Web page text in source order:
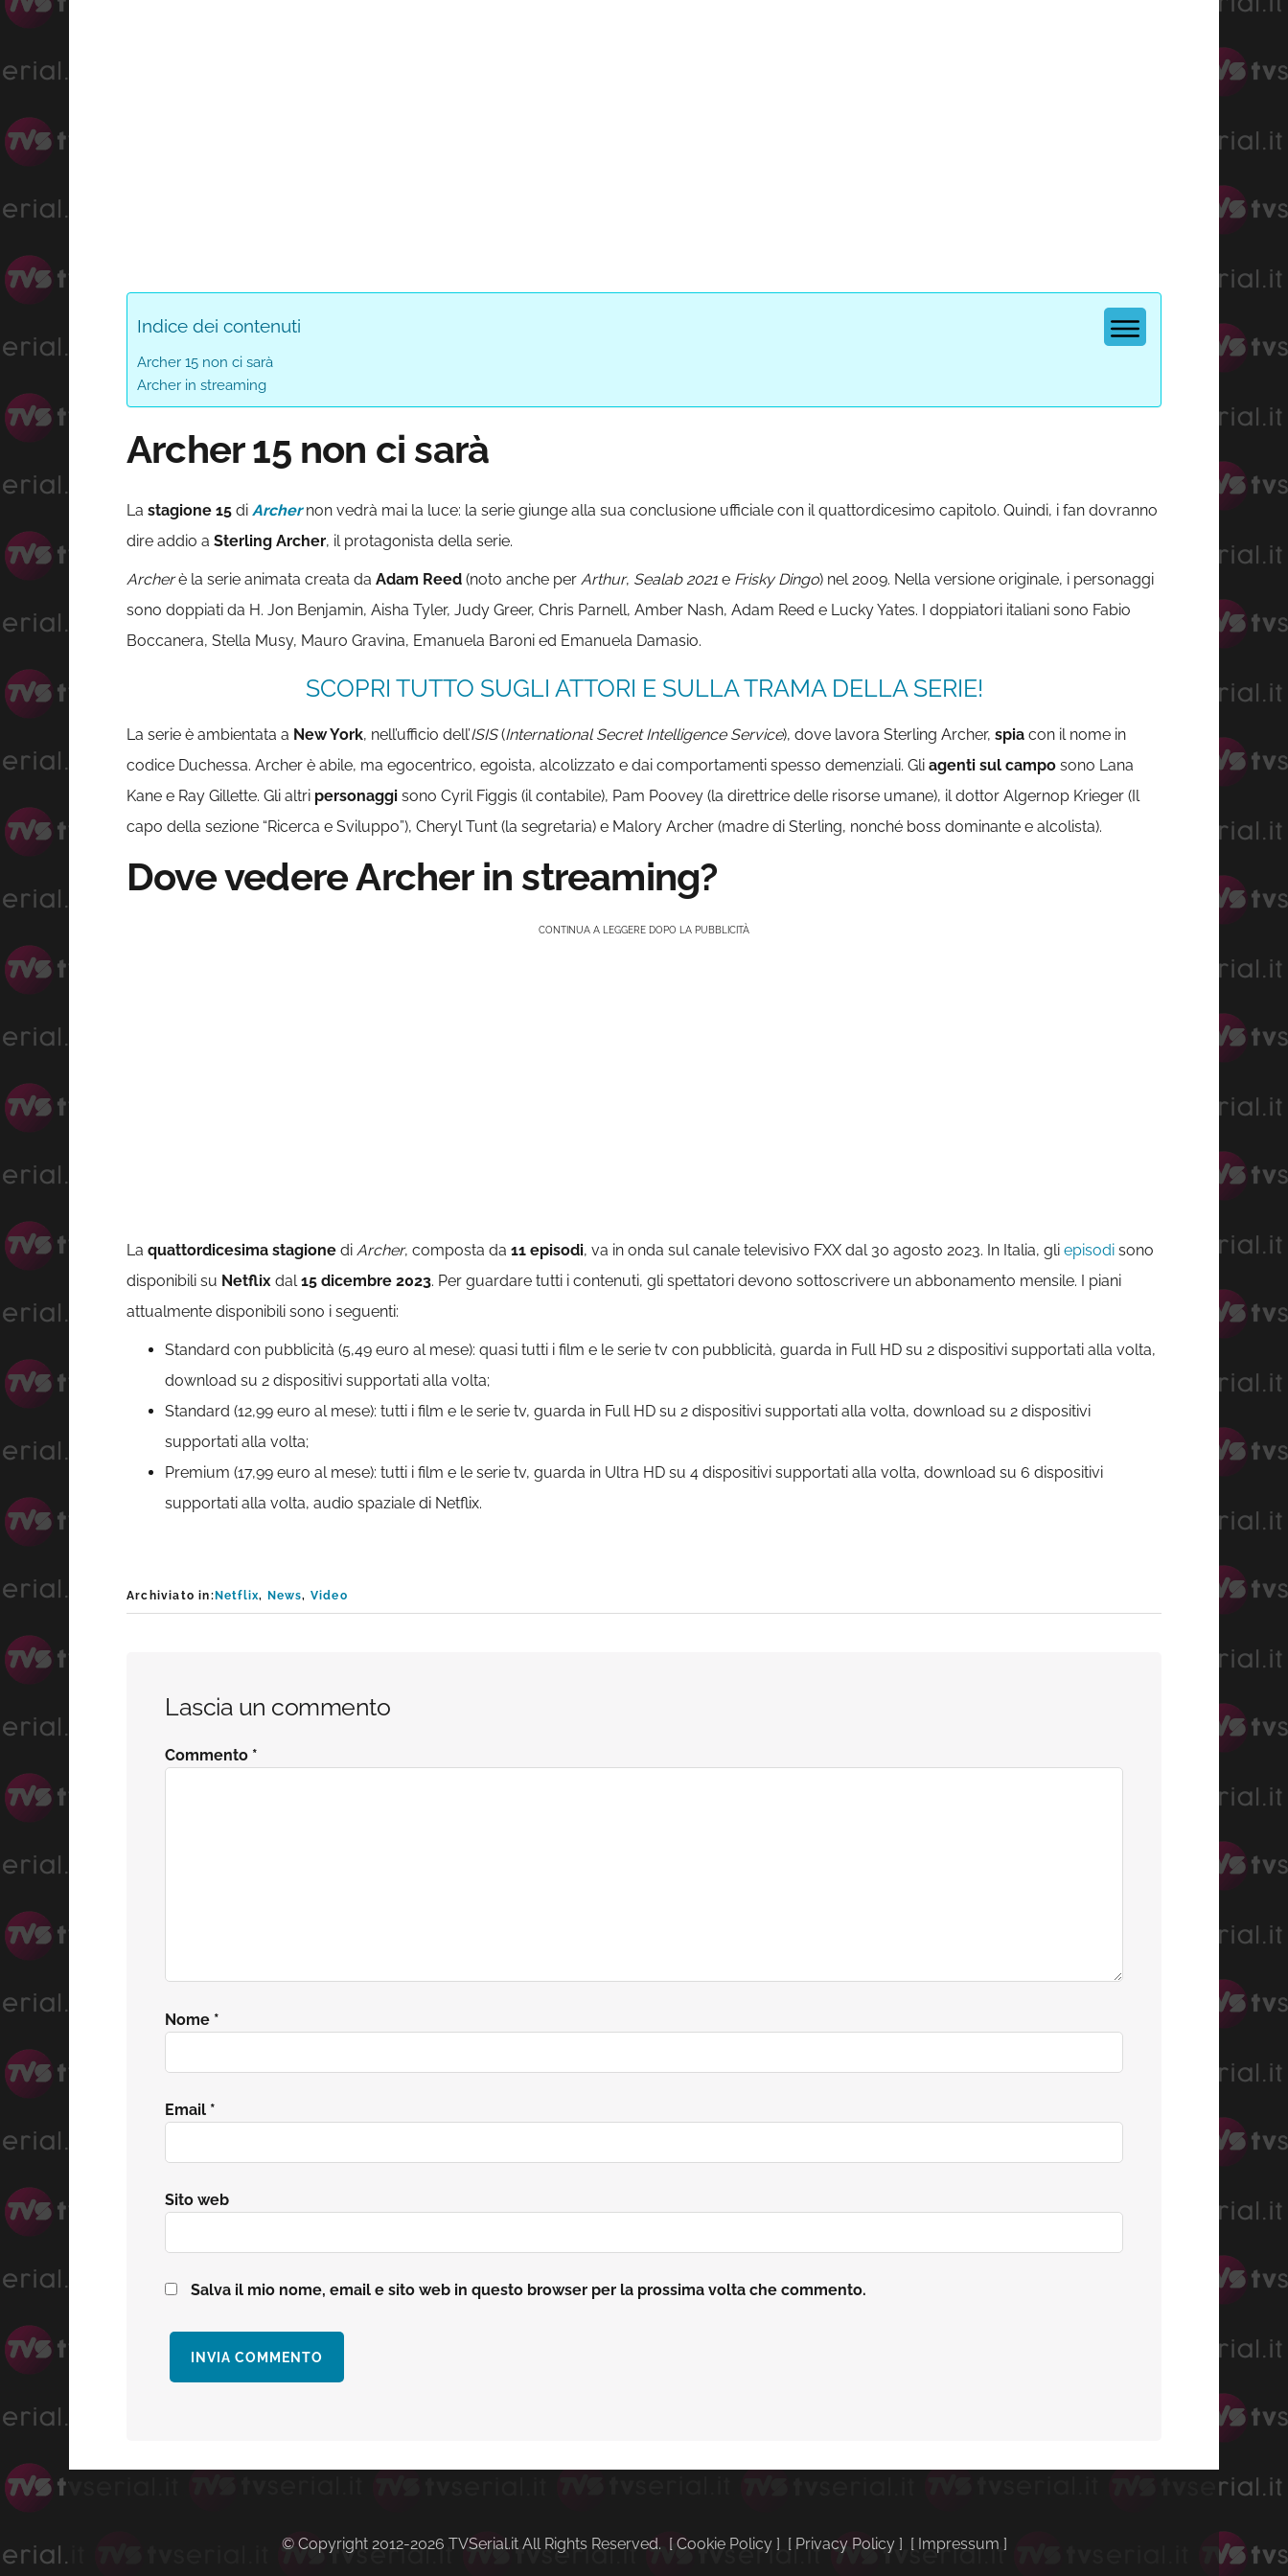
Indice dei contenuti
Archer 15 non ci sarà
Archer in streaming
Archer 15 non ci sarà
La stagione 15 di Archernon vedrà mai la luce: la serie giunge alla sua conclusione ufficiale con il quattordicesimo capitolo. Quindi, i fan dovranno
dire addio a Sterling Archer, il protagonista della serie.
Archerè la serie animata creata da Adam Reed (noto anche per Arthur, Sealab 2021 e Frisky Dingo) nel 2009. Nella versione originale, i personaggi
sono doppiati da H. Jon Benjamin, Aisha Tyler, Judy Greer, Chris Parnell, Amber Nash, Adam Reed e Lucky Yates. I doppiatori italiani sono Fabio
Boccanera, Stella Musy, Mauro Gravina, Emanuela Baroni ed Emanuela Damasio.
SCOPRI TUTTO SUGLI ATTORI E SULLA TRAMA DELLA SERIE!
La serie è ambientata a New York, nell’ufficio dell’ISIS(International Secret Intelligence Service), dove lavora Sterling Archer, spia con il nome in
codice Duchessa. Archer è abile, ma egocentrico, egoista, alcolizzato e dai comportamenti spesso demenziali. Gli agenti sul campo sono Lana
Kane e Ray Gillette. Gli altri personaggi sono Cyril Figgis (il contabile), Pam Poovey (la direttrice delle risorse umane), il dottor Algernop Krieger (Il
capo della sezione “Ricerca e Sviluppo”), Cheryl Tunt (la segretaria) e Malory Archer (madre di Sterling, nonché boss dominante e alcolista).
Dove vedere Archer in streaming?
CONTINUA A LEGGERE DOPO LA PUBBLICITÀ
La quattordicesima stagione di Archer, composta da 11 episodi, va in onda sul canale televisivo FXX dal 30 agosto 2023. In Italia, gli episodi sono
disponibili su Netflix dal15 dicembre 2023. Per guardare tutti i contenuti, gli spettatori devono sottoscrivere un abbonamento mensile. I piani
attualmente disponibili sono i seguenti:
Standard con pubblicità (5,49 euro al mese): quasi tutti i film e le serie tv con pubblicità, guarda in Full HD su 2 dispositivi supportati alla volta,
download su 2 dispositivi supportati alla volta;
Standard (12,99 euro al mese): tutti i film e le serie tv, guarda in Full HD su 2 dispositivi supportati alla volta, download su 2 dispositivi
supportati alla volta;
Premium (17,99 euro al mese): tutti i film e le serie tv, guarda in Ultra HD su 4 dispositivi supportati alla volta, download su 6 dispositivi
supportati alla volta, audio spaziale di Netflix.
Archiviato in: Netflix, News, Video
Lascia un commento
Commento *
Nome *
Email *
Sito web
Salva il mio nome, email e sito web in questo browser per la prossima volta che commento.
© Copyright 2012-2026 TVSerial.it All Rights Reserved. [ Cookie Policy] [ Privacy Policy] [ Impressum ]